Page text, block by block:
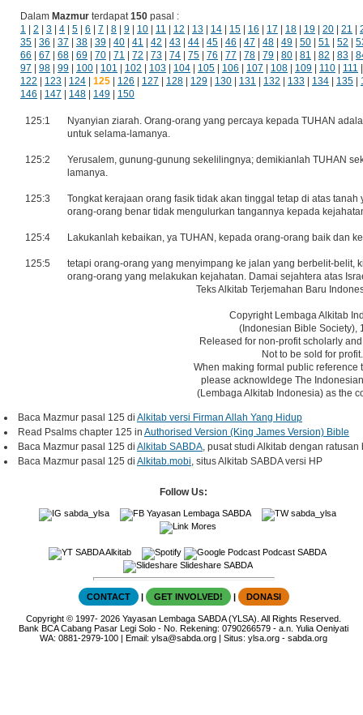
Dalam Mazmur terdapat150 pasal :
1
2 3 4 5 6 7 8 9 10 11 12 13 14 15 16 17 18 19 20 21
35
36 37 38 39 40 41 42 43 44 45 46 47 48 49 50 51 52
66
67 68 69 70 71 72 73 74 75 76 77 78 79 80 81 82 83
97
98 99 100 101 102 103 104 105 106 107 108 109 110 111
122
123 124 125 126 127 128 129 130 131 132 133 134 135
146
147 148 149 150
125:1
Nyanyian ziarah. Orang-orang yang percaya kepada TUHAN
untuk selama-lamanya.
125:2
Yerusalem, gunung-gunung sekelilingnya; demikianlah TUHAN
lamanya.
125:3
Tongkat kerajaan orang fasik tidak akan tinggal tetap di atas
orang-orang benar tidak mengulurkan tangannya kepada
125:4 Lakukanlah kebaikan, ya TUHAN, kepada orang-orang baik dan
125:5
tetapi orang-orang yang menyimpang ke jalan yang berbelit-belit,
orang-orang yang melakukan kejahatan. Damai sejahtera atas
Teks Alkitab Terjemahan Baru
Copyright Lembaga Alkitab
(Indonesian Bible Society),
Released for non-profit scholarly
Not to be sold for profit.
When making formal public reference
please acknowldege The
(Lembaga Alkitab Indonesia) as the
Baca Mazmur pasal 125 di Alkitab versi Firman Allah Yang Hidup
Read Psalms chapter 125 in Authorised Version (King James Version) Bible
Baca Mazmur pasal 125 di Alkitab SABDA, pusat studi Alkitab dengan
Baca Mazmur pasal 125 di Alkitab.mobi, situs Alkitab SABDA versi HP
Follow Us:
sabda_ylsa Yayasan Lembaga SABDA
sabda_ylsa
Mores
SABDA Alkitab
Podcast SABDA
Slideshare SABDA
CONTACT | GET INVOLVED! | DONASI
Copyright © 1997-2026Yayasan Lembaga SABDA (YLSA). All Rights Reserved.
Bank BCA Cabang Pasar Legi Solo - No. Rekening: 0790266579 - a.n. Yulia Oeniyati
WA:0881-2979-100 | Email:ylsa@sabda.org | Situs:ylsa.org -sabda.org